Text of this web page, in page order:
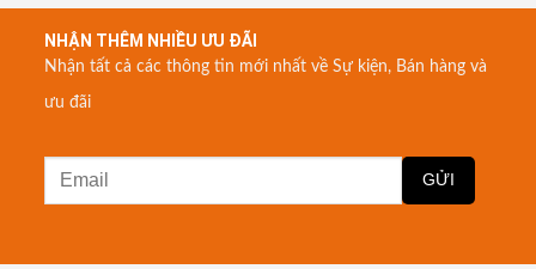
NHẬN THÊM NHIỀU ƯU ĐÃI
Nhận tất cả các thông tin mới nhất về Sự kiện, Bán hàng và
ưu đãi